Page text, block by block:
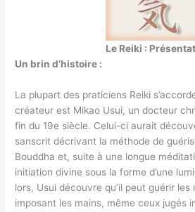
Le Reiki :
Un brin d’histoire :
La plupart des praticiens Reiki
créateur est Mikao Usui, un docteur
fin du 19e siècle. Celui-ci aurait
sanscrit décrivant la méthode de
Bouddha et, suite à une longue
initiation divine sous la forme d’une
lors, Usui découvre qu’il peut guérir les
imposant les mains, même ceux jugés